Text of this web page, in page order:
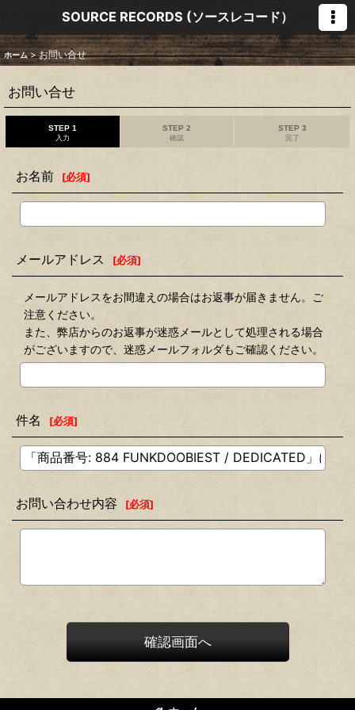
SOURCE RECORDS (ソースレコード）
ホーム > お問い合せ
お問い合せ
STEP 1
入力
STEP 2
確認
STEP 3
完了
お名前 [必須]
メールアドレス [必須]
メールアドレスをお間違えの場合はお返事が届きません。ご
注意ください。
また、弊店からのお返事が迷惑メールとして処理される場合
がございますので、迷惑メールフォルダもご確認ください。
件名 [必須]
お問い合わせ内容 [必須]
確認画面へ